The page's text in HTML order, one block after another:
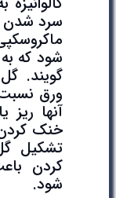
سرد
شود که
گویند.
ورق
آنها
خنک
تشکیل
کردن
شود.